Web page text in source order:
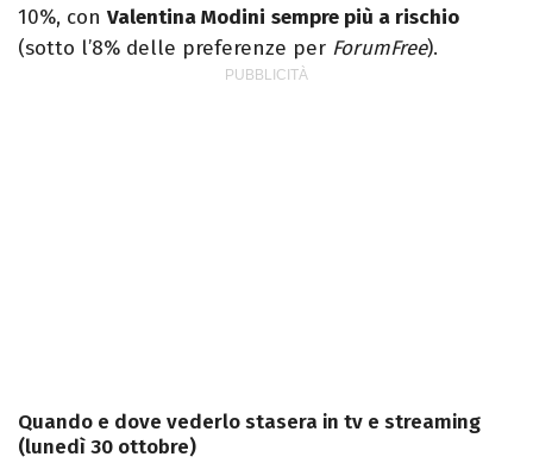
10%, con Valentina Modini sempre più a rischio
(sotto l’8% delle preferenze per ForumFree).
Quando e dove vederlo stasera in tv e streaming
(lunedì 30 ottobre)